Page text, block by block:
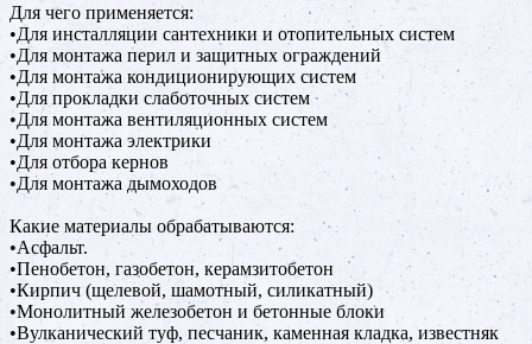
Для чего применяется:
•Для инсталляции сантехники и отопительных систем
•Для монтажа перил и защитных ограждений
•Для монтажа кондиционирующих систем
•Для прокладки слаботочных систем
•Для монтажа вентиляционных систем
•Для монтажа электрики
•Для отбора кернов
•Для монтажа дымоходов
Какие материалы обрабатываются:
•Асфальт.
•Пенобетон, газобетон, керамзитобетон
•Кирпич (щелевой, шамотный, силикатный)
•Монолитный железобетон и бетонные блоки
•Вулканический туф, песчаник, каменная кладка, известняк